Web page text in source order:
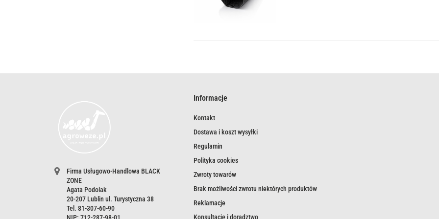
Firma Usługowo-Handlowa BLACK
ZONE
Agata Podolak
20-207 Lublin ul. Turystyczna 38
Tel. 81-307-60-90
Informacje
Kontakt
Dostawa i koszt wysyłki
Regulamin
Polityka cookies
Zwroty towarów
Brak możliwości zwrotu niektórych produktów
Reklamacje
Konsultacje i doradztwo